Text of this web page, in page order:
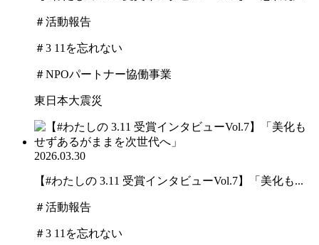
＃活動報告
＃3 11を忘れない
＃NPOパートナー協働事業
東日本大震災
2026.03.30
【#わたしの 3.11 受賞インタビューVol.7】「美化も...
＃活動報告
＃3 11を忘れない